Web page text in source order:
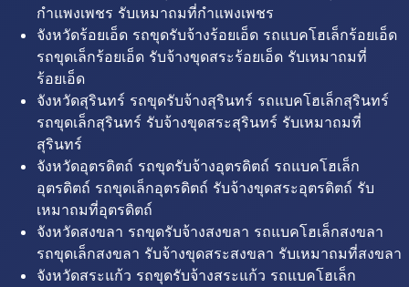
กำแพงเพชร รับเหมาถมที่กำแพงเพชร
จังหวัดร้อยเอ็ด รถขุดรับจ้างร้อยเอ็ด รถแบคโฮเล็กร้อยเอ็ด
รถขุดเล็กร้อยเอ็ด รับจ้างขุดสระร้อยเอ็ด รับเหมาถมที่
ร้อยเอ็ด
จังหวัดสุรินทร์ รถขุดรับจ้างสุรินทร์ รถแบคโฮเล็กสุรินทร์
รถขุดเล็กสุรินทร์ รับจ้างขุดสระสุรินทร์ รับเหมาถมที่
สุรินทร์
จังหวัดอุตรดิตถ์ รถขุดรับจ้างอุตรดิตถ์ รถแบคโฮเล็ก
อุตรดิตถ์ รถขุดเล็กอุตรดิตถ์ รับจ้างขุดสระอุตรดิตถ์ รับ
เหมาถมที่อุตรดิตถ์
จังหวัดสงขลา รถขุดรับจ้างสงขลา รถแบคโฮเล็กสงขลา
รถขุดเล็กสงขลา รับจ้างขุดสระสงขลา รับเหมาถมที่สงขลา
จังหวัดสระแก้ว รถขุดรับจ้างสระแก้ว รถแบคโฮเล็ก